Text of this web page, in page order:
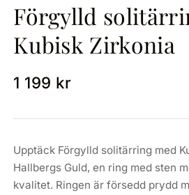
Förgylld
Kubisk Zirkonia
1 199 kr
Upptäck Förgylld solitärring med
Hallbergs Guld, en ring med sten
kvalitet. Ringen är försedd prydd